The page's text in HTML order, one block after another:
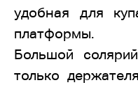
удобная для
платформы.
Большой
только